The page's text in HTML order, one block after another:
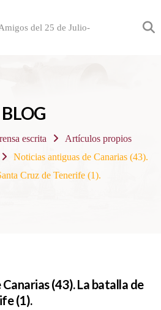
BLOG
escrita
Artículos propios
Noticias antiguas de Canarias (43).
Cruz de Tenerife (1).
(43). La batalla de
(1).